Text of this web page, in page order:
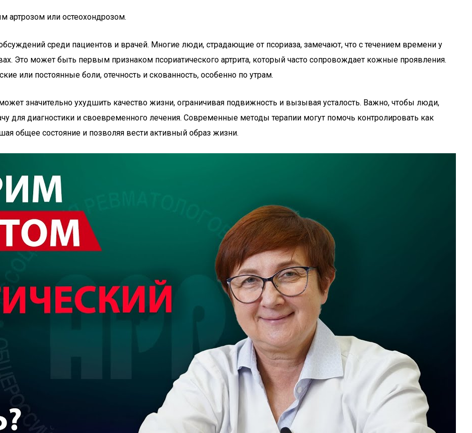
артрозом или остеохондрозом.
среди пациентов и врачей. Многие люди, страдающие от псориаза, замечают, что с течением времени у
Это может быть первым признаком псориатического артрита, который часто сопровождает кожные проявления.
или постоянные боли, отечность и скованность, особенно по утрам.
значительно ухудшить качество жизни, ограничивая подвижность и вызывая усталость. Важно, чтобы люди,
для диагностики и своевременного лечения. Современные методы терапии могут помочь контролировать как
общее состояние и позволяя вести активный образ жизни.